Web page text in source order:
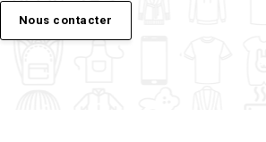
Nous contacter